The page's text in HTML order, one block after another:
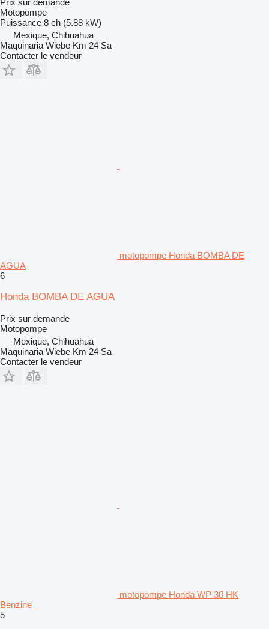
Prix sur demande
Motopompe
Puissance 8 ch (5.88 kW)
Mexique, Chihuahua
Maquinaria Wiebe Km 24 Sa
Contacter le vendeur
motopompe Honda BOMBA DE
AGUA
6
Honda BOMBA DE AGUA
Prix sur demande
Motopompe
Mexique, Chihuahua
Maquinaria Wiebe Km 24 Sa
Contacter le vendeur
motopompe Honda WP 30 HK
Benzine
5